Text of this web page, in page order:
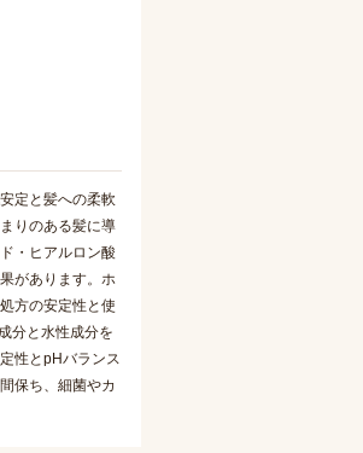
定と髪への柔軟
りのある髪に導
・ヒアルロン酸
があります。ホ
方の安定性と使
分と水性成分を
性とpHバランス
保ち、細菌やカ